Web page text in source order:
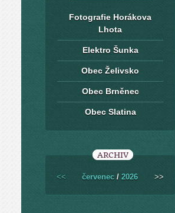
Fotografie Horákova
Lhota
Elektro Šunka
Obec Želivsko
Obec Brněnec
Obec Slatina
ARCHIV
<< červenec / 2026 >>